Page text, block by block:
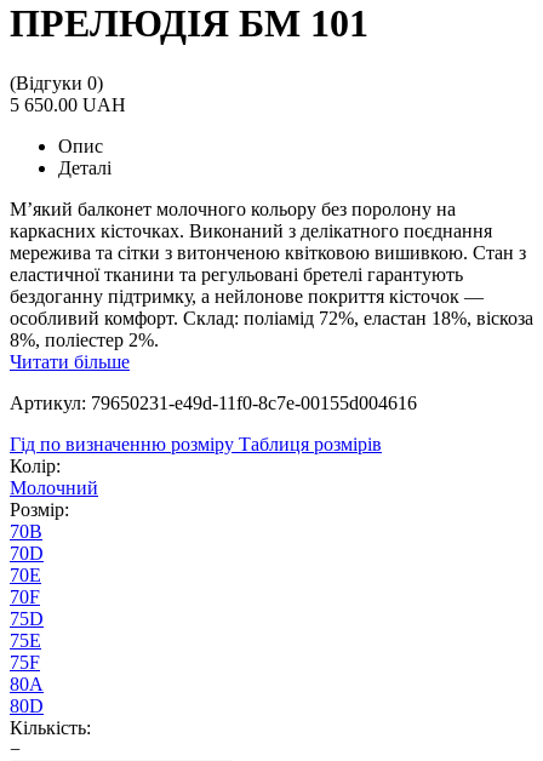
ПРЕЛЮДІЯ БМ 101
(Відгуки 0)
5 650.00 UAH
Опис
Деталі
М’який балконет молочного кольору без поролону на
каркасних кісточках. Виконаний з делікатного поєднання
мережива та сітки з витонченою квітковою вишивкою. Стан з
еластичної тканини та регульовані бретелі гарантують
бездоганну підтримку, а нейлонове покриття кісточок —
особливий комфорт. Склад: поліамід 72%, еластан 18%, віскоза
8%, поліестер 2%.
Читати більше
Артикул: 79650231-e49d-11f0-8c7e-00155d004616
Гід по визначенню розміру Таблиця розмірів
Колір:
Молочний
Розмір:
70B
70D
70E
70F
75D
75E
75F
80A
80D
Кількість:
−